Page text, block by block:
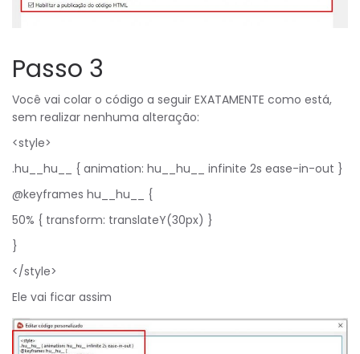
Passo 3
Você vai colar o código a seguir EXATAMENTE como está,
sem realizar nenhuma alteração:
<style>
.hu__hu__ { animation: hu__hu__ infinite 2s ease-in-out }
@keyframes hu__hu__ {
50% { transform: translateY(30px) }
}
</style>
Ele vai ficar assim